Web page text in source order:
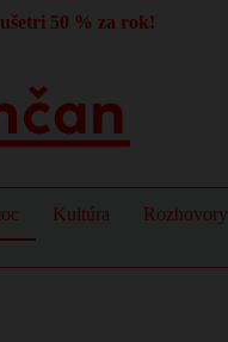
50 % za rok!
Kultúra Rozhovory